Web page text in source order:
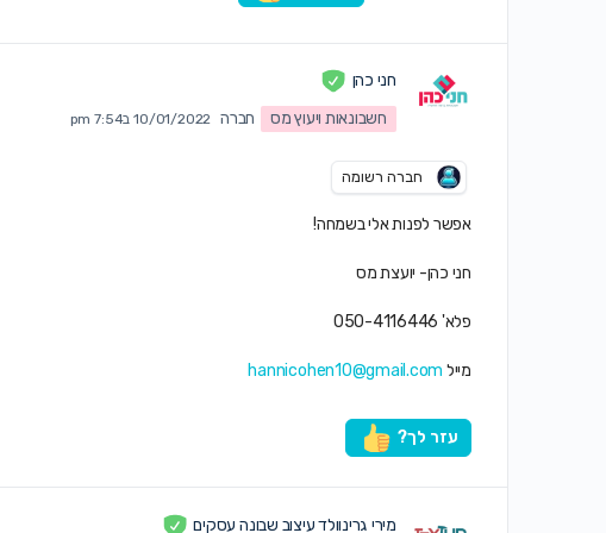
חני כהן
חשבונאות ויעוץ מס
חברה 10/01/2022 ב7:54 pm
חברה רשומה
אפשר לפנות אלי בשמחה!
חני כהן- יועצת מס
פלא' 050-4116446
מייל hannicohen10@gmail.com
עזר לך?
מירי גרינוולד עיצוב שבונה עסקים